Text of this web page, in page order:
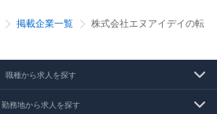
掲載企業一覧
株式会社エヌアイデイの転
職種から求人を探す
勤務地から求人を探す